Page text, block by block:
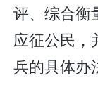
评、综合衡
应征公民，
兵的具体办